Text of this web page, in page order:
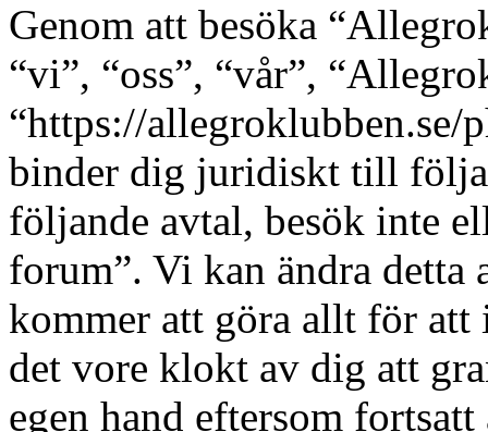
Genom att besöka
“vi”, “oss”, “vår”,
“https://allegroklubben.se/
binder dig juridiskt till
följande avtal, besök inte
forum”. Vi kan ändra detta
kommer att göra allt för att
det vore klokt av dig att
egen hand eftersom